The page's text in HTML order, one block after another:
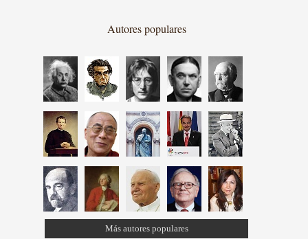
Autores populares
Más autores populares